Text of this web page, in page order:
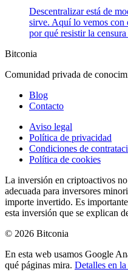
Descentralizar está de
sirve. Aquí lo vemos con
por qué resistir la
Bitconia
Comunidad privada de
Blog
Contacto
Aviso legal
Política de privacidad
Condiciones de
Política de cookies
La inversión en criptoactivos
adecuada para inversores
importe invertido. Es
esta inversión que se explican
© 2026 Bitconia
En esta web usamos Google
qué páginas mira. Detalles en